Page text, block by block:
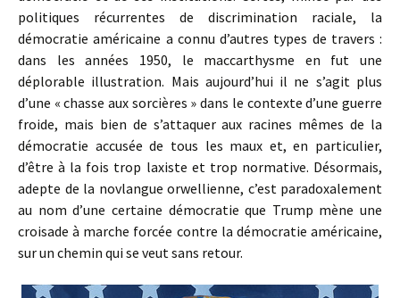
politiques récurrentes de discrimination raciale, la
démocratie américaine a connu d’autres types de travers :
dans les années 1950, le maccarthysme en fut une
déplorable illustration. Mais aujourd’hui il ne s’agit plus
d’une « chasse aux sorcières » dans le contexte d’une guerre
froide, mais bien de s’attaquer aux racines mêmes de la
démocratie accusée de tous les maux et, en particulier,
d’être à la fois trop laxiste et trop normative. Désormais,
adepte de la novlangue orwellienne, c’est paradoxalement
au nom d’une certaine démocratie que Trump mène une
croisade à marche forcée contre la démocratie américaine,
sur un chemin qui se veut sans retour.